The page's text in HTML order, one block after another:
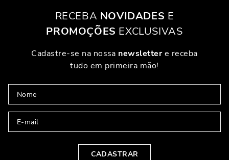
RECEBA NOVIDADES E
PROMOÇÕES EXCLUSIVAS
Cadastre-se na nossa newslettere receba
tudo em primeira mão!
CADASTRAR